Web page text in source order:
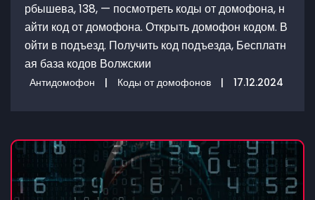
рбышева, 138, — посмотреть коды от домофона, н
айти код от домофона. Открыть домофон кодом. В
ойти в подъезд. Получить код подъезда, Бесплатн
ая база кодов Волжскии
Антидомофон | Коды от домофонов | 17.12.2024